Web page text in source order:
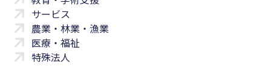
サービス
農業・林業・漁業
医療・福祉
特殊法人